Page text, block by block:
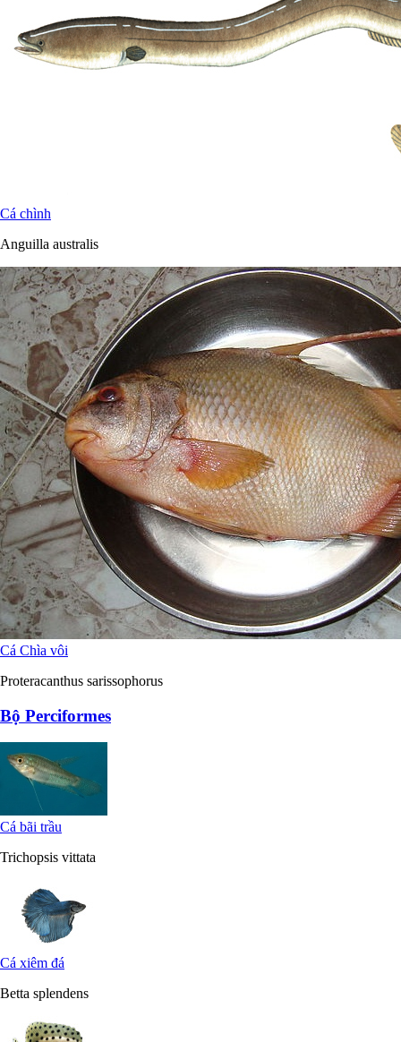
Cá chình
Anguilla australis
Cá Chìa vôi
Proteracanthus sarissophorus
Bộ Perciformes
Cá bãi trầu
Trichopsis vittata
Cá xiêm đá
Betta splendens